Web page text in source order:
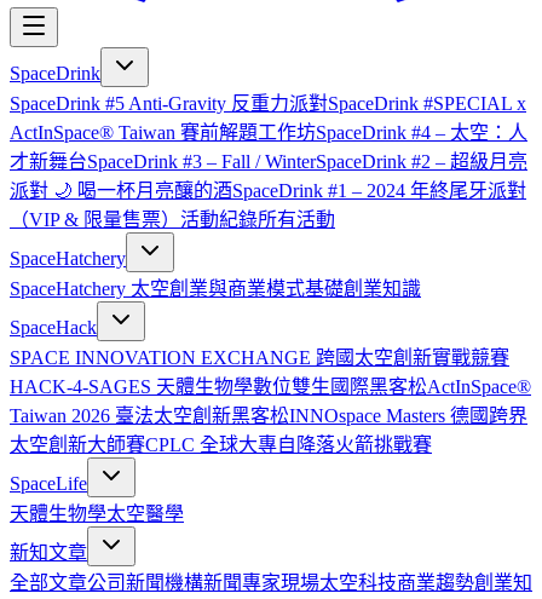
SpaceDrink
SpaceDrink #5 Anti-Gravity 反重力派對SpaceDrink #SPECIAL x
ActInSpace® Taiwan 賽前解題工作坊SpaceDrink #4 – 太空：人
才新舞台SpaceDrink #3 – Fall / WinterSpaceDrink #2 – 超級月亮
派對 🌙 喝一杯月亮釀的酒SpaceDrink #1 – 2024 年終尾牙派對
（VIP & 限量售票） 活動紀錄所有活動
SpaceHatchery
SpaceHatchery 太空創業與商業模式基礎創業知識
SpaceHack
SPACE INNOVATION EXCHANGE 跨國太空創新實戰競賽
HACK-4-SAGES 天體生物學數位雙生國際黑客松ActInSpace®
Taiwan 2026 臺法太空創新黑客松INNOspace Masters 德國跨界
太空創新大師賽CPLC 全球大專自降落火箭挑戰賽
SpaceLife
天體生物學太空醫學
新知文章
全部文章公司新聞機構新聞專家現場太空科技商業趨勢創業知